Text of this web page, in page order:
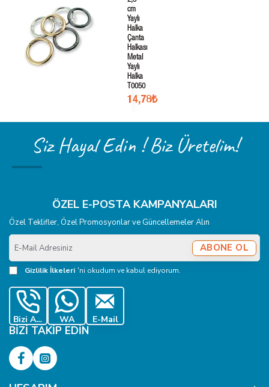
cm
Yaylı
Halka
Çanta
Halkası
Metal
Yaylı
Halka
T0050
14,78₺
Siz Hayal Edin ! Biz Üretelim!
ÖZEL E-POSTA KAMPANYALARI
Özel Teklifler, Özel Promosyonlar ve Güncellemeler Alın
E-
Mail
Adresiniz
ABONE OL
Gizlilik İlkeleri 'ni okudum ve kabul ediyorum.
Bizi Ara WA E-Mail
BIZI TAKIP EDIN